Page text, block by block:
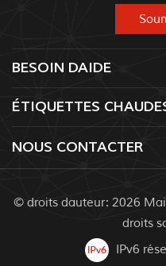
BESOIN DAIDE
ÉTIQUETTES
NOUS CONTACTER
© droits dauteur: 2026
droits
IPv6